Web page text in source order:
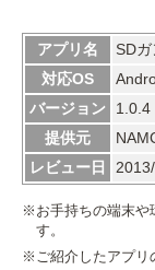
アプリ名
SD
対応OS
バージョン
1.0.4
提供元
レビュー日
※お手持ちの端末や
す。
※ご紹介したアプリ